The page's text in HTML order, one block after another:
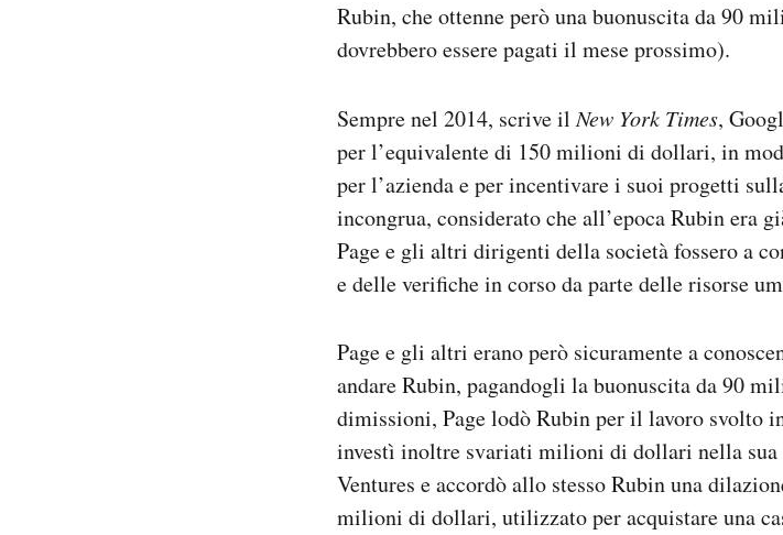
Rubin, che ottenne però una buonuscita da 90
dovrebbero essere pagati il mese prossimo).
Sempre nel 2014, scrive ilNew York Times,
per l’equivalente di 150 milioni di dollari, in
per l’azienda e per incentivare i suoi progetti
incongrua, considerato che all’epoca Rubin era
Page e gli altri dirigenti della società fossero a
e delle verifiche in corso da parte delle risorse
Page e gli altri erano però sicuramente a
andare Rubin, pagandogli la buonuscita da 90
dimissioni, Page lodò Rubin per il lavoro svolto
investì inoltre svariati milioni di dollari nella sua
Ventures e accordò allo stesso Rubin una
milioni di dollari, utilizzato per acquistare una